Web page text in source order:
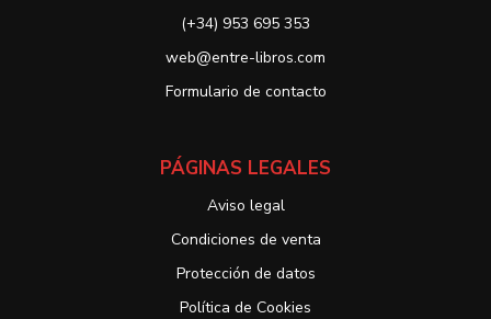
(+34) 953 695 353
web@entre-libros.com
Formulario de contacto
PÁGINAS LEGALES
Aviso legal
Condiciones de venta
Protección de datos
Política de Cookies